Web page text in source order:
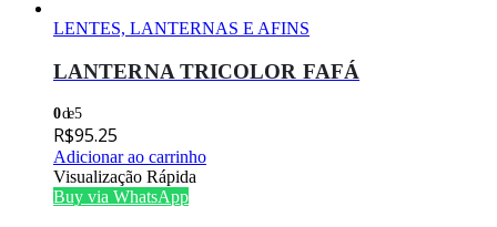
LENTES, LANTERNAS E AFINS
LANTERNA TRICOLOR FAFÁ
0de 5
R$95.25
Adicionar ao carrinho
Visualização Rápida
Buy via WhatsApp